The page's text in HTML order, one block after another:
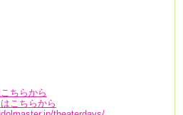
ちらから
こちらから